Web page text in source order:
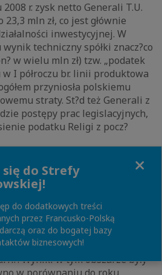
r. zysk netto Generali T.U.
23,3 mln zł, co jest głównie
inwestycyjnej. W
techniczny spółki znacz?co
w wielu mln zł) tzw. „podatek
w I półroczu br. linii produktowa
przyniosła polskiemu
straty. St?d też Generali z
postępy prac legislacyjnych,
podatku Religi z pocz?
rozwój zarówno
jak i regularnych
przypisana przez
wzrosła – w porównaniu z III
53% do poziomu 625,0 mln
strategii Generali w dalszym
segmencie ubezpieczeń na
Wyniki w tym obszarze były
do Strefy
do dodatkowych treści
przez Francusko-Polską
oraz do bogatej bazy
biznesowych!